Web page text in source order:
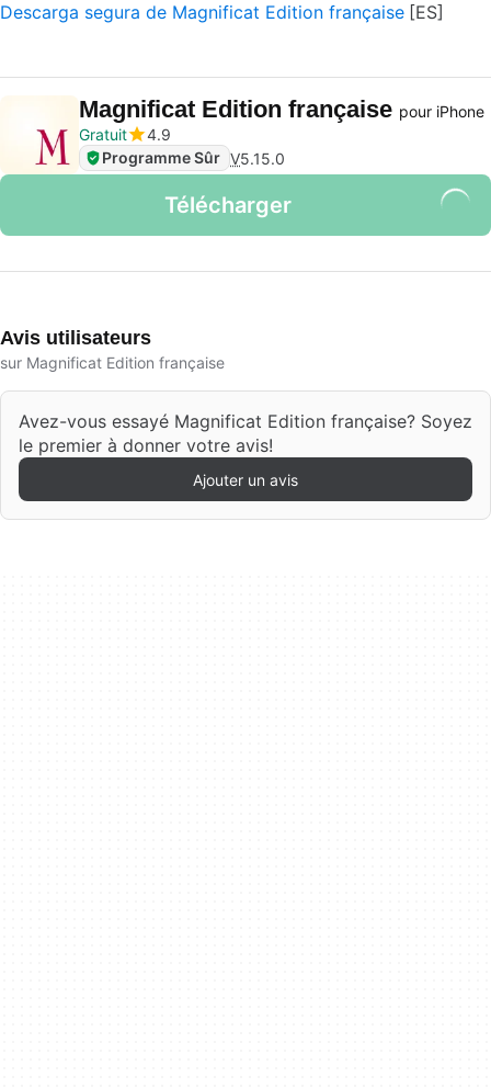
Descarga segura de Magnificat Edition française
Magnificat Edition française pour iPhone
Gratuit
4.9
Programme Sûr V5.15.0
Télécharger
Avis utilisateurs
sur Magnificat Edition française
Avez-vous essayé Magnificat Edition française? Soyez
le premier à donner votre avis!
Ajouter un avis